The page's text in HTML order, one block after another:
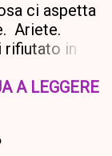
ci aspetta
Ariete.
rifiutato in
a
su di
A LEGGERE